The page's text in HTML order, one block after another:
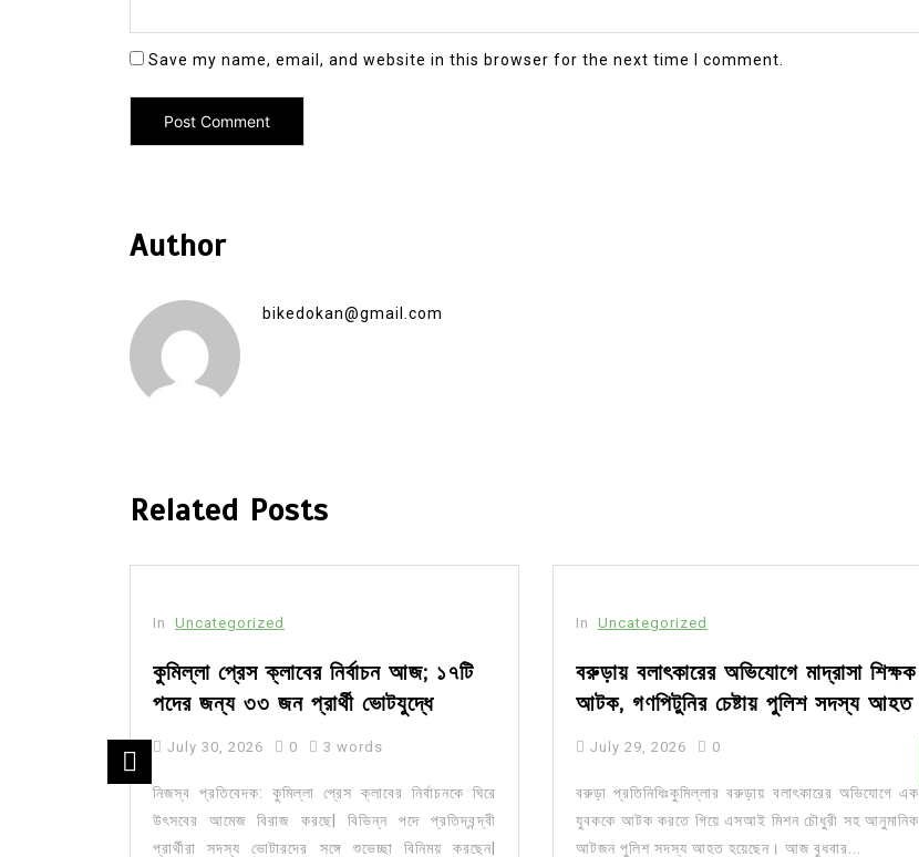
Save my name, email, and website in this browser for the next time I comment.
Author
bikedokan@gmail.com
Related Posts
In Uncategorized
কুমিল্লা প্রেস ক্লাবের নির্বাচন আজ; ১৭টি
পদের জন্য ৩৩ জন প্রার্থী ভোটযুদ্ধে
July 30, 2026 0 3 words
নিজস্ব প্রতিবেদক: কুমিল্লা প্রেস ক্লাবের নির্বাচনকে ঘিরে
উৎসবের আমেজ বিরাজ করছে| বিভিন্ন পদে প্রতিদ্বন্দ্বী
প্রার্থীরা সদস্য ভোটারদের সঙ্গে শুভেচ্ছা বিনিময় করছেন|
In Uncategorized
বরুড়ায় বলাৎকারের অভিযোগে মাদ্রাসা শিক্ষক
আটক, গণপিটুনির চেষ্টায় পুলিশ সদস্য আহত
July 29, 2026 0
বরুড়া প্রতিনিধিঃকুমিল্লার বরুড়ায় বলাৎকারের অভিযোগে এক
যুবককে আটক করতে গিয়ে এসআই মিশন চৌধুরী সহ আনুমানিক
আটজন পুলিশ সদস্য আহত হয়েছেন। আজ বুধবার...